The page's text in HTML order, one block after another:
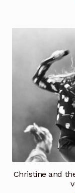
Christine and